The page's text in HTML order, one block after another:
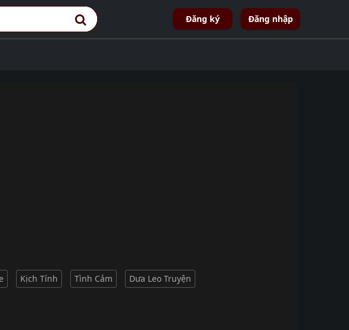
Đăng ký Đăng nhập
Kịch Tính Tình Cảm Dưa Leo Truyện